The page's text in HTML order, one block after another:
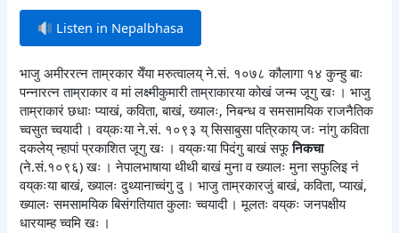
Listen in Nepalbhasa
भाजु अमीररत्न ताम्रकार येँया मरुत्वालय् ने.सं. १०७८ कौलागा १४ कुन्हु बाः
पन्नारत्न ताम्राकार व मां लक्ष्मीकुमारी ताम्राकारया कोखं जन्म जूगु खः । भाजु
ताम्राकारं छधाः प्याखं, कविता, बाखं, ख्यालः, निबन्ध व समसामयिक राजनैतिक
च्वसुत च्वयादी । वय्‌कःया ने.सं. १०९३ य् सिसाबुसा पत्रिकाय् जः नांगु कविता
दकलेय् न्हापां प्रकाशित जूगु खः । वय्‌कःया पिदंगु बाखं सफूनिकचा
(ने.सं.१०९६) खः । नेपालभाषाया थीथी बाखं मुना व ख्यालः मुना सफुलिइ नं
वय्‌कःया बाखं, ख्यालः दुथ्यानाच्वंगु दु । भाजु ताम्रकारजुं बाखं, कविता, प्याखं,
ख्यालः समसामयिक बिसंगतियात कुलाः च्वयादी । मूलतः वय्‌कः जनपक्षीय
धारयाम्ह च्वमि खः ।